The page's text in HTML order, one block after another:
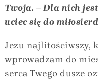
Twoja. – Dla nich
uciec się do
Jezu najlitościwszy,
wprowadzam do
serca Twego dusze